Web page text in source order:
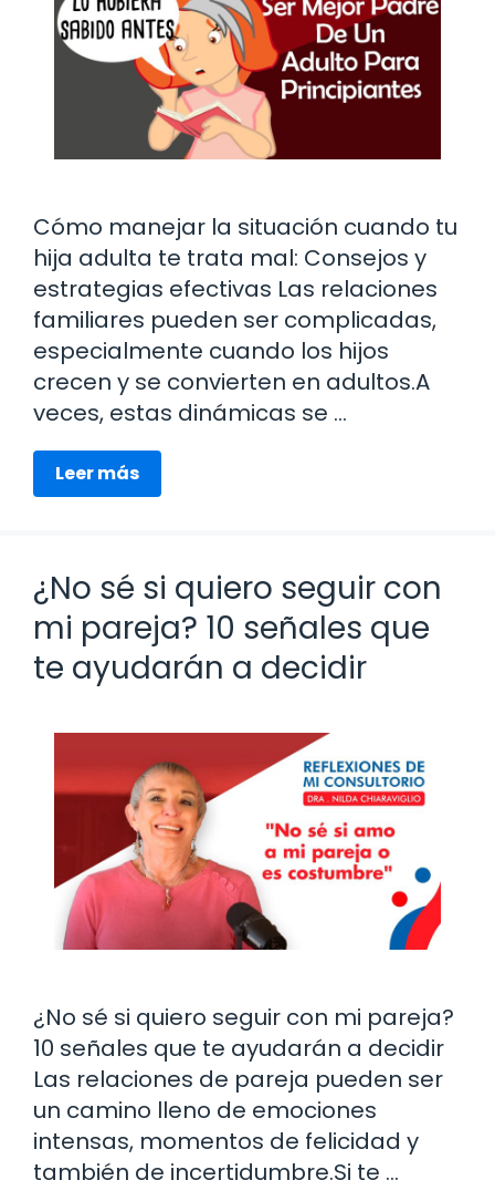
Cómo manejar la situación cuando tu
hija adulta te trata mal: Consejos y
estrategias efectivas Las relaciones
familiares pueden ser complicadas,
especialmente cuando los hijos
crecen y se convierten en adultos.A
veces, estas dinámicas se …
Leer más
¿No sé si quiero seguir con
mi pareja? 10 señales que
te ayudarán a decidir
¿No sé si quiero seguir con mi pareja?
10 señales que te ayudarán a decidir
Las relaciones de pareja pueden ser
un camino lleno de emociones
intensas, momentos de felicidad y
también de incertidumbre.Si te …